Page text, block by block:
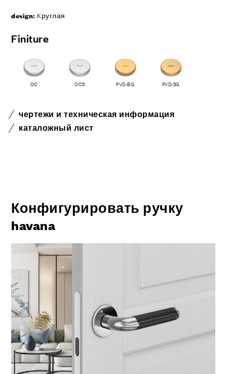
design: Kруглая
Finiture
OC OCS PVD-BG PVD-SG
чертежи и техническая информация
каталожный лист
Конфигурировать ручку
havana